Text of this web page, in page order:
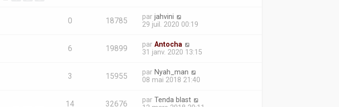
0 18785 par jahvini
29 juil. 2020 00:19
6 19899 par Antocha
31 janv. 2020 13:15
3 15955 par Nyah_man
08 mai 2018 21:40
14 32676 par Tenda blast